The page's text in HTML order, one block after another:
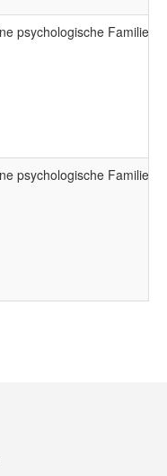
psychologische
psychologische